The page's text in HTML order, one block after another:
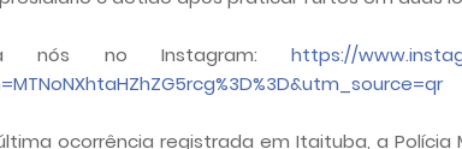
nós no Instagram: https://
ocorrência registrada em Itaituba, a Polícia